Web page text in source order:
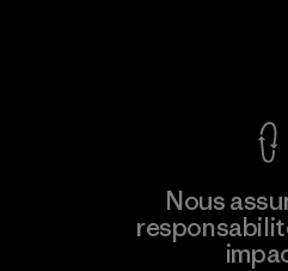
Nous